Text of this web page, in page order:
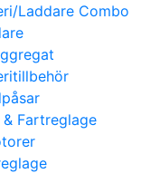
Laddare Combo
Fartreglage